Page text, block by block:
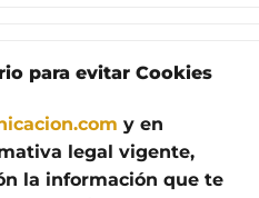
para evitar Cookies
y en
legal vigente,
la información que te